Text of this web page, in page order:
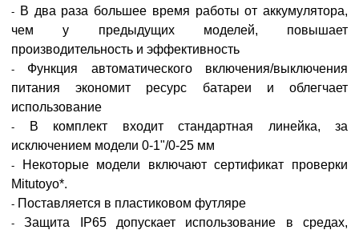
- В два раза большее время работы от аккумулятора,
чем у предыдущих моделей, повышает
производительность и эффективность
- Функция автоматического включения/выключения
питания экономит ресурс батареи и облегчает
использование
-
В комплект входит стандартная линейка, за
исключением модели 0-1"/0-25 мм
-
Некоторые модели включают сертификат проверки
Mitutoyo*.
- Поставляется в пластиковом футляре
-Защита IP65 допускает использование в средах,